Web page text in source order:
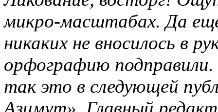
микро-масштабах. Да
никаких не вносилось в
орфографию
так это в следующей
Азимут». Главный